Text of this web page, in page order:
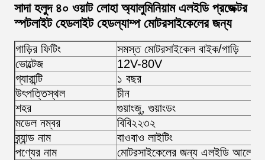
সাদা হলুদ ৪০ ওয়াট লোহা অ্যালুমিনিয়াম এলইডি প্রজেক্টর
স্পটলাইট হেডলাইট হেডল্যাম্প মোটরসাইকেলের জন্য
গাড়ির ফিটিং
সমস্ত মোটরসাইকেল বাইক/গাড়ি
ভোল্টেজ
12V-80V
গ্যারান্টি
১ বছর
উৎপত্তিস্থল
চীন
শহর
গুয়াংজু, গুয়াংডং
মডেল নম্বর
বিবি২২৩২
ব্র্যান্ড নাম
বাওবাও লাইটিং
পণ্যের নাম
মোটরসাইকেলের জন্য এলইডি আলো